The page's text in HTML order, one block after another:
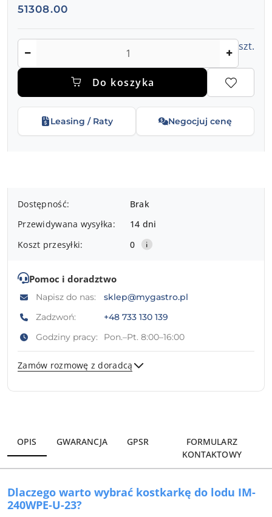
Cena:
51308.00
Ilość szt.
Do koszyka
Leasing / Raty Negocjuj cenę
Dostępność
dostawa
Dostępność:
Brak
Przewidywana wysyłka:
14 dni
Koszt przesyłki:
0
Pomoc i doradztwo
Napisz do nas:
sklep@mygastro.pl
Zadzwoń:
+48 733 130 139
Godziny pracy:
Pon.–Pt. 8:00–16:00
Zamów rozmowę z doradcą
OPIS GWARANCJA GPSR
FORMULARZ
KONTAKTOWY
Dlaczego warto wybrać kostkarkę do lodu IM-
240WPE-U-23?